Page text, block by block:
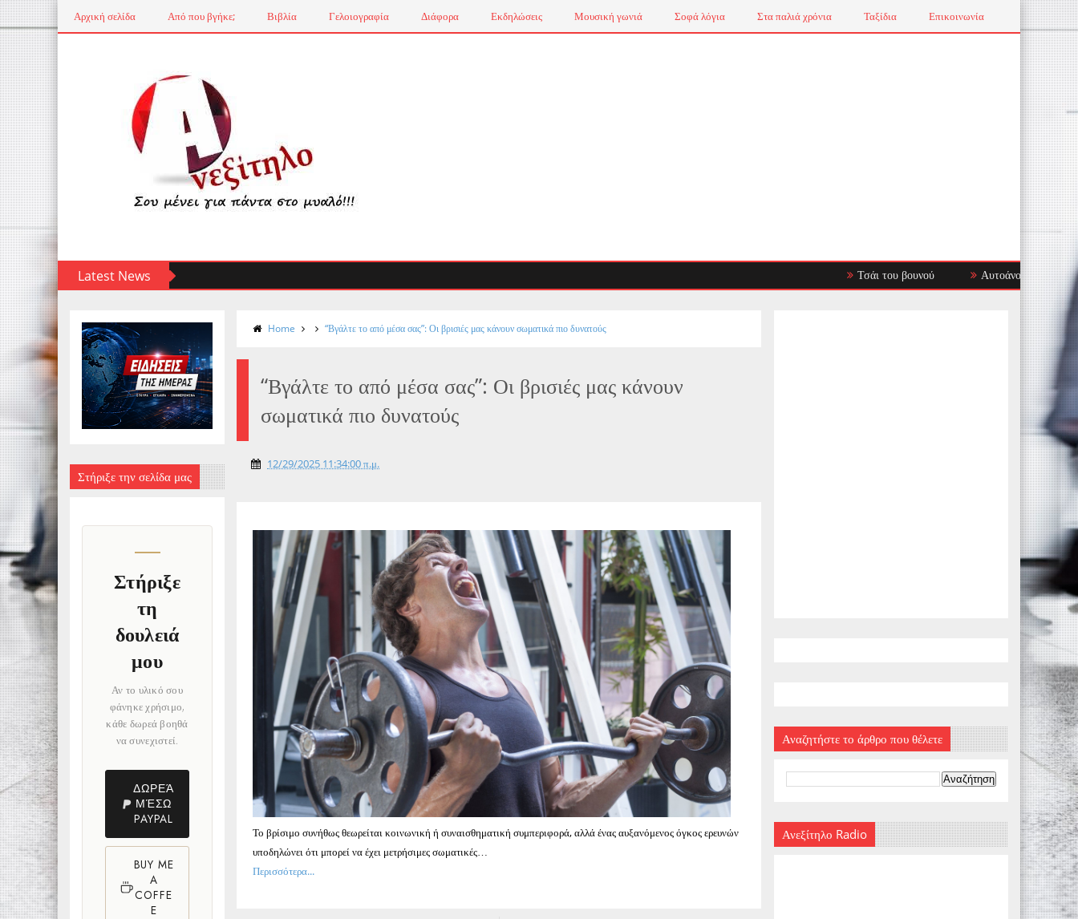
Αρχική σελίδα Από που βγήκε; Βιβλία Γελοιογραφία Διάφορα Εκδηλώσεις Μουσική γωνιά Σοφά λόγια Στα παλιά χρόνια Ταξίδια Επικοινωνία
Latest News Τσάι του βουνού Αυτοάνοσα Νοσήματα: Όταν
Στήριξε την σελίδα μας
Στήριξε
τη
δουλειά
μου
Αν το υλικό σου
φάνηκε χρήσιμο,
κάθε δωρεά βοηθά
να συνεχιστεί.
ΔΩΡΕΆ
ΜΈΣΩ
PAYPAL
BUY ME
A
COFFE
E
Home “Βγάλτε το από μέσα σας”: Οι βρισιές μας κάνουν σωματικά πιο δυνατούς
“Βγάλτε το από μέσα σας”: Οι βρισιές μας κάνουν
σωματικά πιο δυνατούς
12/29/2025 11:34:00 π.μ.
Το βρίσιμο συνήθως θεωρείται κοινωνική ή συναισθηματική συμπεριφορά, αλλά ένας αυξανόμενος όγκος ερευνών
υποδηλώνει ότι μπορεί να έχει μετρήσιμες σωματικές…
Περισσότερα...
Αναζητήστε το άρθρο που θέλετε
Ανεξίτηλο Radio